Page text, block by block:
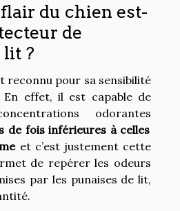
du chien est-
de
lit ?
reconnu pour sa sensibilité
effet, il est capable de
odorantes
de fois inférieures à celles
et c’est justement cette
de repérer les odeurs
par les punaises de lit,